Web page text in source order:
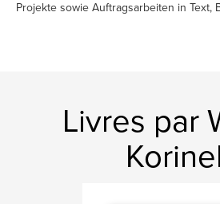
Projekte sowie Auftragsarbeiten in Text,
Livres par